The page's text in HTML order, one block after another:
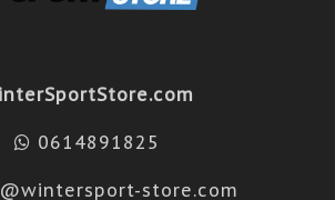
0614891825
store.com